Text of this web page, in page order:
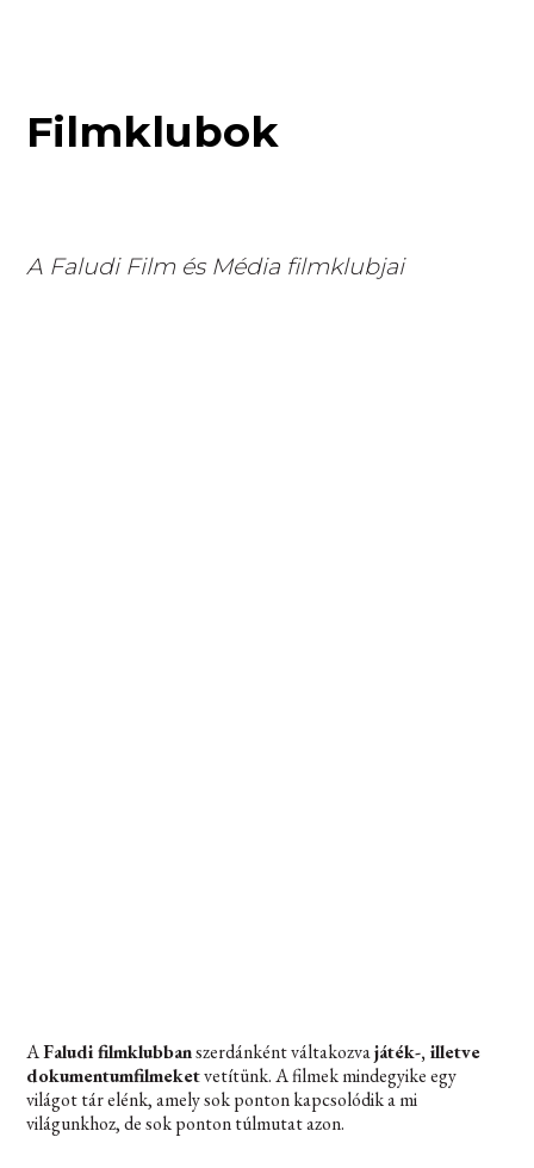
Filmklubok
A Faludi Film és Média filmklubjai
AFaludi filmklubbanszerdánként váltakozvajáték-, illetve
dokumentumfilmeketvetítünk. A filmek mindegyike egy
világot tár elénk, amely sok ponton kapcsolódik a mi
világunkhoz, de sok ponton túlmutat azon.